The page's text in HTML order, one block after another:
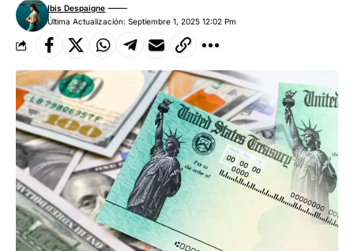
Última Actualización: Septiembre 1, 2025 12:02 Pm
Ibis Despaigne